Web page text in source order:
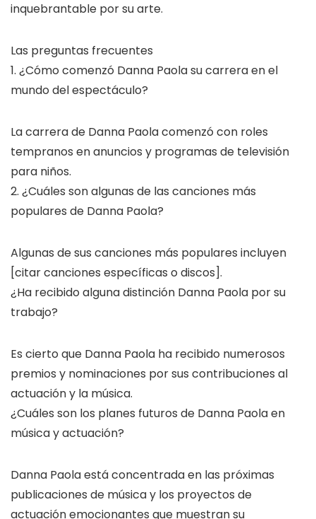
inquebrantable por su arte.
Las preguntas frecuentes
1. ¿Cómo comenzó Danna Paola su carrera en el
mundo del espectáculo?
La carrera de Danna Paola comenzó con roles
tempranos en anuncios y programas de televisión
para niños.
2. ¿Cuáles son algunas de las canciones más
populares de Danna Paola?
Algunas de sus canciones más populares incluyen
[citar canciones específicas o discos].
¿Ha recibido alguna distinción Danna Paola por su
trabajo?
Es cierto que Danna Paola ha recibido numerosos
premios y nominaciones por sus contribuciones al
actuación y la música.
¿Cuáles son los planes futuros de Danna Paola en
música y actuación?
Danna Paola está concentrada en las próximas
publicaciones de música y los proyectos de
actuación emocionantes que muestran su